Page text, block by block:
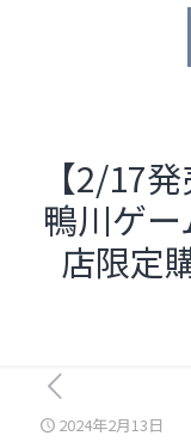
【2/17
鴨川ゲ
店限定
2024年2月13日